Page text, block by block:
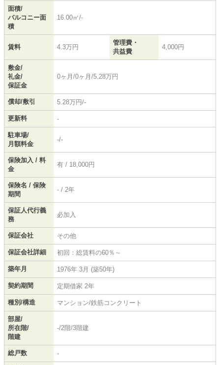
面積/
バルコニー面
積
16.00㎡/-
賃料 4.3万円
管理費・
共益費
4,000円
敷金/
礼金/
保証金
0ヶ月/0ヶ月/5.28万円
償却/敷引 5.28万円/-
更新料 -
駐車場/
月額料金
-/-
保険加入 / 料
金
有 / 18,000円
保険名 / 保険
期間
- / 2年
保証人代行義
務
必加入
保証会社 その他
保証会社詳細 初回：総賃料の60％～
築年月 1976年 3月 (築50年)
契約期間 定期借家 2年
種別/構造 マンション/鉄筋コンクリート
部屋/
所在階/
階建
-/2階/3階建
総戸数 -